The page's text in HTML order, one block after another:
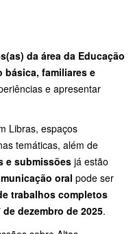
da área da Educação
familiares e
e apresentar
Libras, espaços
temáticas, além de
e submissõesjá estão
oral pode ser
trabalhos completos
de dezembro de 2025.